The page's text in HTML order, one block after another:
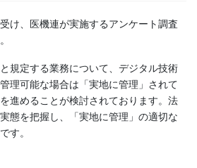
け、医機連が実施するアンケート調査
規定する業務について、デジタル技術
理可能な場合は「実地に管理」されて
進めることが検討されております。法
態を把握し、「実地に管理」の適切な
す。